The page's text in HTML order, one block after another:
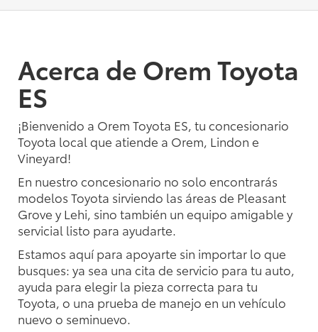
Acerca de Orem Toyota
ES
¡Bienvenido a Orem Toyota ES, tu concesionario
Toyota local que atiende a Orem, Lindon e
Vineyard!
En nuestro concesionario no solo encontrarás
modelos Toyota sirviendo las áreas de Pleasant
Grove y Lehi, sino también un equipo amigable y
servicial listo para ayudarte.
Estamos aquí para apoyarte sin importar lo que
busques: ya sea una cita de servicio para tu auto,
ayuda para elegir la pieza correcta para tu
Toyota, o una prueba de manejo en un vehículo
nuevo o seminuevo.